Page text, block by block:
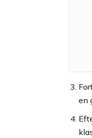
en